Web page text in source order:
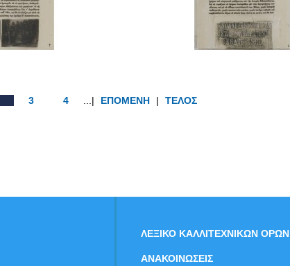
3 4 ...| ΕΠΟΜΕΝΗ | ΤΕΛΟΣ
ΛΕΞΙΚΟ ΚΑΛΛΙΤΕΧΝΙΚΩΝ ΟΡΩΝ
ΑΝΑΚΟΙΝΩΣΕΙΣ